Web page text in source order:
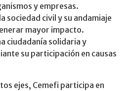
y empresas.
civil y su andamiaje
mayor impacto.
ciudadanía solidaria y
su participación en causas
ejes, Cemefi participa en